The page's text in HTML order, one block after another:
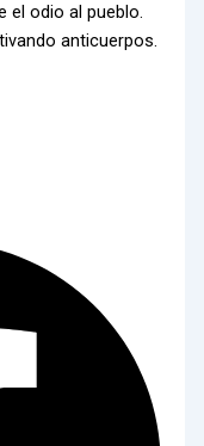
el odio al pueblo.
anticuerpos.